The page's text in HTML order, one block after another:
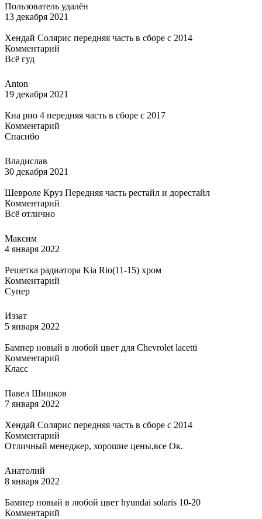
Пользователь удалён
13 декабря 2021
Хендай Солярис передняя часть в сборе с 2014
Комментарий
Всё гуд
Anton
19 декабря 2021
Киа рио 4 передняя часть в сборе с 2017
Комментарий
Спасибо
Владислав
30 декабря 2021
Шевроле Круз Передняя часть рестайл и дорестайл
Комментарий
Всё отлично
Максим
4 января 2022
Решетка радиатора Kia Rio(11-15) хром
Комментарий
Супер
Иззат
5 января 2022
Бампер новый в любой цвет для Chevrolet lacetti
Комментарий
Класс
Павел Шишков
7 января 2022
Хендай Солярис передняя часть в сборе с 2014
Комментарий
Отличный менеджер, хорошие цены,все Ок.
Анатолий
8 января 2022
Бампер новый в любой цвет hyundai solaris 10-20
Комментарий